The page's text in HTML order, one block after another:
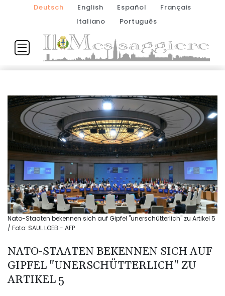
Deutsch English Español
Français
Italiano
Português
Nato-Staaten bekennen sich auf Gipfel "unerschütterlich" zu Artikel 5
/ Foto: SAUL LOEB - AFP
NATO-STAATEN BEKENNEN SICH AUF
GIPFEL "UNERSCHÜTTERLICH" ZU
ARTIKEL 5